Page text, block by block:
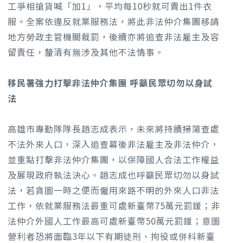
工爭相搶貨喊「加1」，平均每10秒就可賣出1件衣
服。全案依違反就業服務法，將此非法仲介集團移請
地方勞政主管機關裁罰，後續亦將追查非法雇主及容
留責任，釐清有無涉及其他不法情事。
移民署強力打擊非法仲介集團 呼籲民眾切勿以身試
法
高雄市專勤隊隊長趙志成表示，未來將持續掃蕩查處
不法外來人口，深入追查幕後非法雇主及非法仲介，
並重點打擊非法仲介集團，以保障國人合法工作權益
及展現政府執法決心。趙志成也呼籲民眾切勿以身試
法，若貪圖一時之便而僱用來路不明的外來人口非法
工作，依就業服務法最重可處新臺幣75萬元罰鍰；非
法仲介外國人工作最高可處新臺幣50萬元罰鍰；意圖
營利者恐將面臨3年以下有期徒刑、拘役或併科新臺